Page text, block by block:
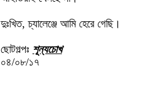
দুঃখিত, চ্যালেঞ্জে আমি হেরে গেছি।
ছোটগল্পঃ শূন্যচোখ
০৪/০৮/১৭